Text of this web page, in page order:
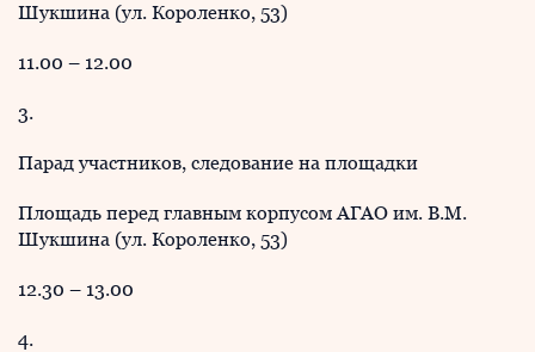
Шукшина (ул. Короленко, 53)
11.00 – 12.00
3.
Парад участников, следование на площадки
Площадь перед главным корпусом АГАО им. В.М.
Шукшина (ул. Короленко, 53)
12.30 – 13.00
4.